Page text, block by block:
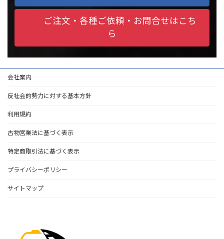
ご注文・各種ご依頼・お問合せはこち
ら
会社案内
反社会的勢力に対する基本方針
利用規約
古物営業法に基づく表示
特定商取引法に基づく表示
プライバシーポリシー
サイトマップ